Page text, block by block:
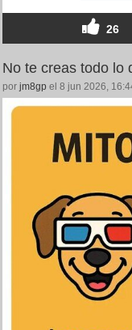
26
No te creas todo lo
por jm8gp el 8 jun 2026,